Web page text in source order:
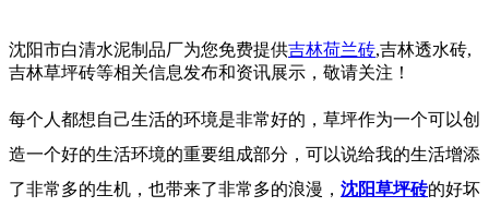
沈阳市白清水泥制品厂为您免费提供吉林荷兰砖,吉林透水砖,
吉林草坪砖等相关信息发布和资讯展示，敬请关注！
每个人都想自己生活的环境是非常好的，草坪作为一个可以创
造一个好的生活环境的重要组成部分，可以说给我的生活增添
了非常多的生机，也带来了非常多的浪漫， 沈阳草坪砖的好坏